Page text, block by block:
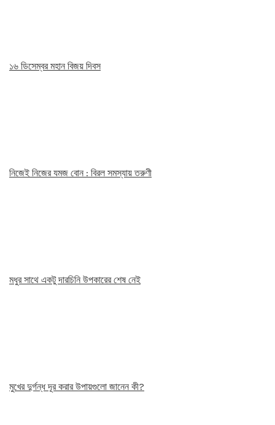
১৬ ডিসেম্বর মহান বিজয় দিবস
নিজেই নিজের যমজ বোন : বিরল সমস্যায় তরুণী
মধুর সাথে একটু দারচিনি উপকারের শেষ নেই
মুখের দুর্গন্ধ দূর করার উপায়গুলো জানেন কী?